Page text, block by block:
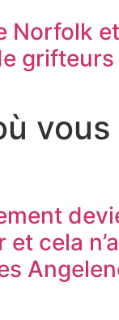
Norfolk
grifteurs
cela